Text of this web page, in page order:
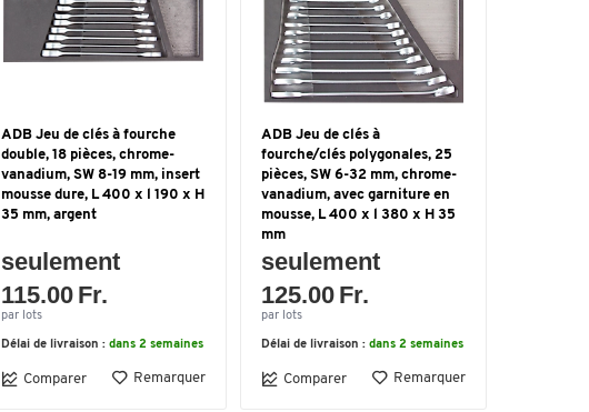
ADB Jeu de clés à fourche
double, 18 pièces, chrome-
vanadium, SW 8-19 mm, insert
mousse dure, L 400 x l 190 x H
35 mm, argent
seulement
115.00 Fr.
par lots
Délai de livraison : dans 2 semaines
Comparer Remarquer
ADB Jeu de clés à
fourche/clés polygonales, 25
pièces, SW 6-32 mm, chrome-
vanadium, avec garniture en
mousse, L 400 x l 380 x H 35
mm
seulement
125.00 Fr.
par lots
Délai de livraison : dans 2 semaines
Comparer Remarquer